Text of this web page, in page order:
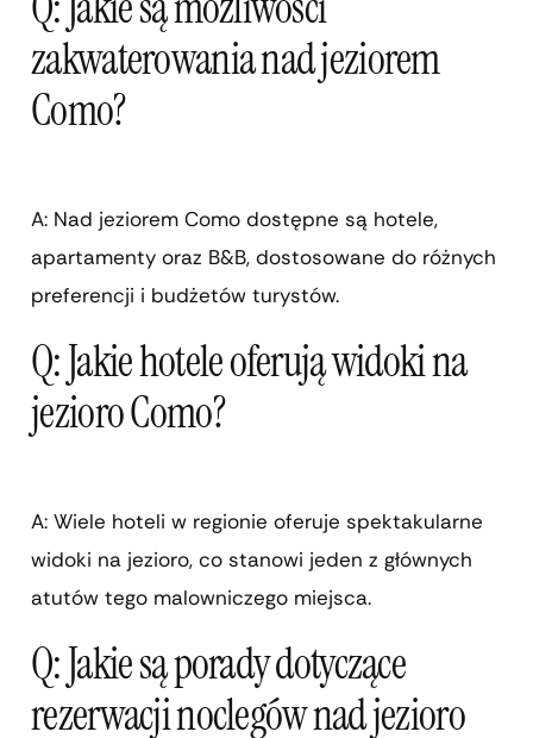
zakwaterowania nad jeziorem
Como?
A: Nad jeziorem Como dostępne są hotele,
apartamenty oraz B&B, dostosowane do różnych
preferencji i budżetów turystów.
Q: Jakie hotele oferują widoki na
jezioro Como?
A: Wiele hoteli w regionie oferuje spektakularne
widoki na jezioro, co stanowi jeden z głównych
atutów tego malowniczego miejsca.
Q: Jakie są porady dotyczące
rezerwacji noclegów nad jezioro